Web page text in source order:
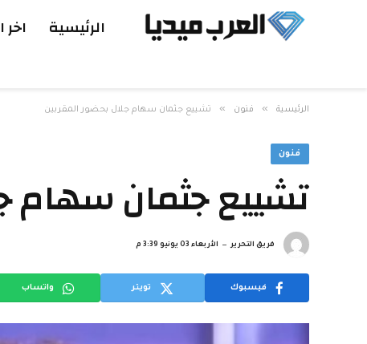
الرئيسية اخر
الرئيسية » فنون » تشييع جثمان سهام جلال بحضور المقربين
فنون
تشييع جثمان سهام
فريق التحرير الأربعاء 03 يونيو 3:39 م
فيسبوك تويتر واتساب